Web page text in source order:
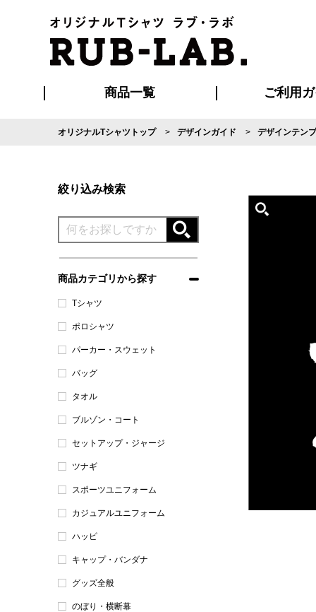
商品一覧 ご利用
ご利用ガ
はじめて
再注文の
お支払い方
割引まと
発送・特急サー
版の保管期
マイページ会
よくある
オリジナルTシャツトップ デザインガイド デザインテン
絞り込み検索
商品カテゴリから探す
Tシャツ
ポロシャツ
パーカー・スウェット
バッグ
タオル
ブルゾン・コート
セットアップ・ジャージ
ツナギ
スポーツユニフォーム
カジュアルユニフォーム
ハッピ
キャップ・バンダナ
グッズ全般
のぼり・横断幕